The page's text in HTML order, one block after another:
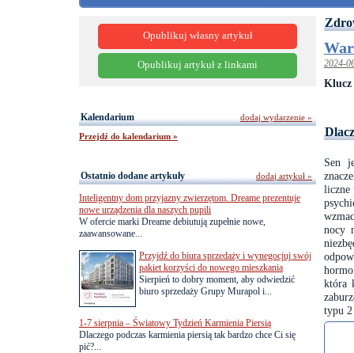
2024-
Klucz
Sen
liczne
nocy
która
typu 2
Opublikuj własny artykuł
Opublikuj artykuł z linkami
Kalendarium
Przejdź do kalendarium »
dodaj wydarzenie »
Ostatnio dodane artykuły
Inteligentny dom przyjazny zwierzętom. Dreame prezentuje
nowe urządzenia dla naszych pupili
W ofercie marki Dreame debiutują zupełnie nowe,
zaawansowane...
Przyjdź do biura sprzedaży i wynegocjuj swój
pakiet korzyści do nowego mieszkania
Sierpień to dobry moment, aby odwiedzić
biuro sprzedaży Grupy Murapol i...
1-7 sierpnia – Światowy Tydzień Karmienia Piersią
Dlaczego podczas karmienia piersią tak bardzo chce Ci się
pić?...
dodaj artykuł »